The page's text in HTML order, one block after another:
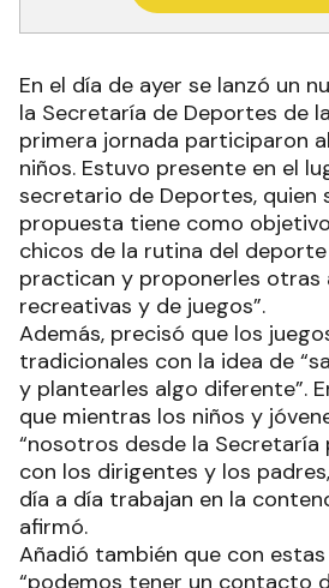
En el día de ayer se lanzó un
la Secretaría de Deportes de
primera jornada participaron
niños. Estuvo presente en el
secretario de Deportes, quien
propuesta tiene como
chicos de la rutina del
practican y proponerles otras
recreativas y de juegos”.
Además, precisó que los
tradicionales con la idea de
y plantearles algo diferente”.
que mientras los niños y
“nosotros desde la Secretaría
con los dirigentes y los
día a día trabajan en la
afirmó.
Añadió también que con